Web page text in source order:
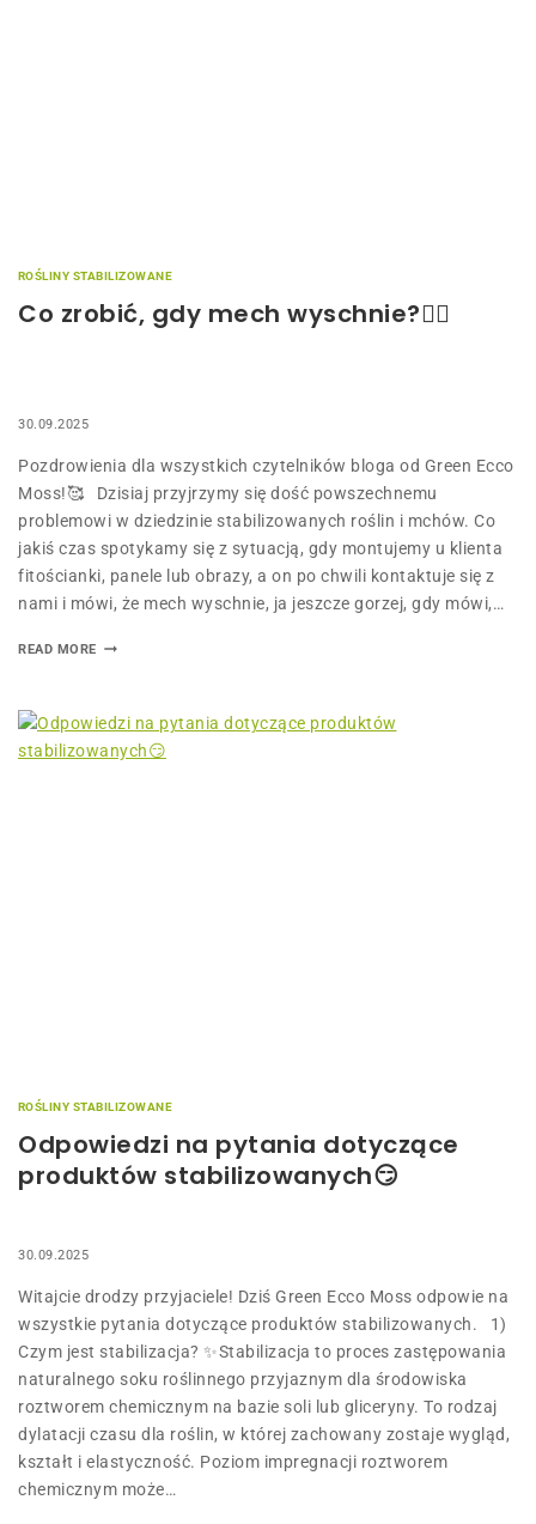
ROŚLINY STABILIZOWANE
Co zrobić, gdy mech wyschnie?🤷‍♂️
30.09.2025
Pozdrowienia dla wszystkich czytelników bloga od Green Ecco
Moss!🥰 Dzisiaj przyjrzymy się dość powszechnemu
problemowi w dziedzinie stabilizowanych roślin i mchów. Co
jakiś czas spotykamy się z sytuacją, gdy montujemy u klienta
fitościanki, panele lub obrazy, a on po chwili kontaktuje się z
nami i mówi, że mech wyschnie, ja jeszcze gorzej, gdy mówi,…
READ MORE
ROŚLINY STABILIZOWANE
Odpowiedzi na pytania dotyczące
produktów stabilizowanych😏
30.09.2025
Witajcie drodzy przyjaciele! Dziś Green Ecco Moss odpowie na
wszystkie pytania dotyczące produktów stabilizowanych. 1)
Czym jest stabilizacja? ✨Stabilizacja to proces zastępowania
naturalnego soku roślinnego przyjaznym dla środowiska
roztworem chemicznym na bazie soli lub gliceryny. To rodzaj
dylatacji czasu dla roślin, w której zachowany zostaje wygląd,
kształt i elastyczność. Poziom impregnacji roztworem
chemicznym może…